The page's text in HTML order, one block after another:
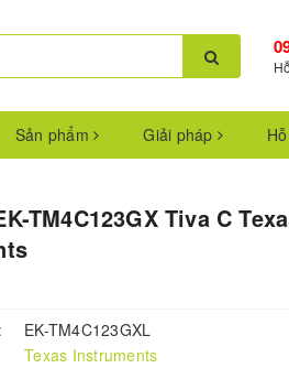
Sản phẩm Giải pháp
TM4C123GX Tiva C
EK-TM4C123GXL
Texas Instruments